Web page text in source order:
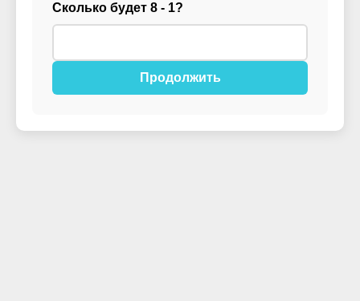
Сколько будет 8 - 1?
Продолжить